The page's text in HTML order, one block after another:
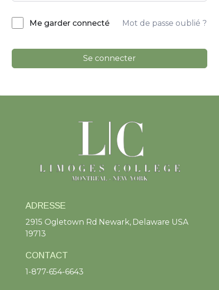
Me garder connecté Mot de passe oublié ?
Se connecter
ADRESSE
2915 Ogletown Rd Newark, Delaware USA
19713
CONTACT
1-877-654-6643